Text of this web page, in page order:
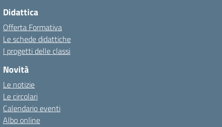
Didattica
Offerta Formativa
Le schede didattiche
I progetti delle classi
Novità
Le notizie
Le circolari
Calendario eventi
Albo online